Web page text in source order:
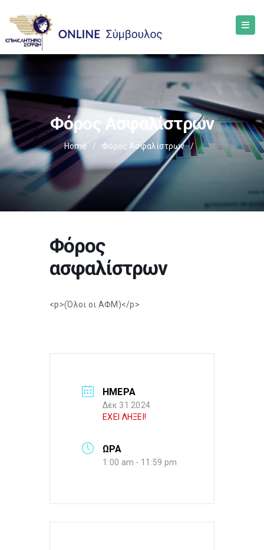
Φόρος Ασφαλίστρων
Home / Φόρος Ασφαλίστρων /
Φόρος
ασφαλίστρων
<p>(Όλοι οι ΑΦΜ)</p>
ΗΜΕΡΑ
Δεκ 31 2024
ΕΧΕΙ ΛΗΞΕΙ!
ΩΡΑ
1:00 am - 11:59 pm